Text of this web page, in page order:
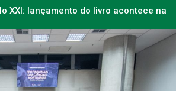
XXI: lançamento do livro acontece na